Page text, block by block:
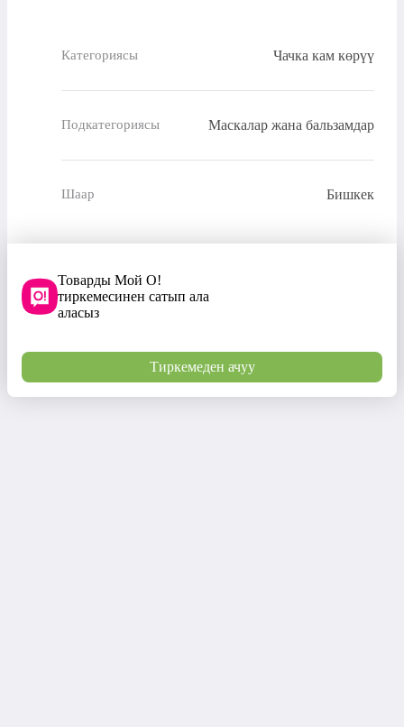
Категориясы Чачка кам көрүү
Подкатегориясы Маскалар жана бальзамдар
Шаар Бишкек
Товарды Мой О!
тиркемесинен сатып ала
аласыз
Тиркемеден ачуу